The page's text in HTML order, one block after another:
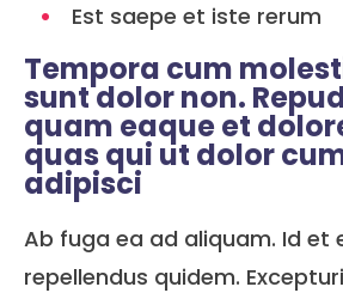
Est saepe et iste rerum
Tempora cum
sunt dolor non.
quam eaque et
quas qui ut dolor
adipisci
Ab fuga ea ad aliquam. Id et
repellendus quidem.